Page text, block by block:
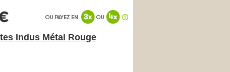
Indus Métal Rouge